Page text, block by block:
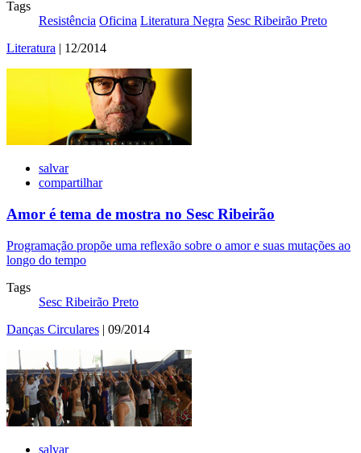
Tags
Resistência Oficina Literatura Negra Sesc Ribeirão Preto
Literatura | 12/2014
salvar
compartilhar
Amor é tema de mostra no Sesc Ribeirão
Programação propõe uma reflexão sobre o amor e suas mutações ao
longo do tempo
Tags
Sesc Ribeirão Preto
Danças Circulares | 09/2014
salvar